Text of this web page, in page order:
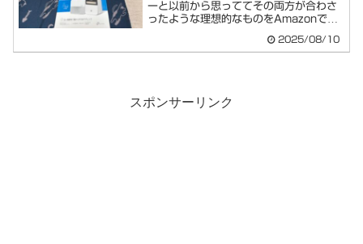
ーと以前から思っててその両方が合わさ
ったような理想的なものをAmazonで見
2025/08/10
スポンサーリンク